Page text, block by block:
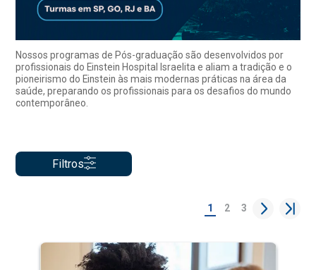
Nossos programas de Pós-graduação são desenvolvidos por
profissionais do Einstein Hospital Israelita e aliam a tradição e o
pioneirismo do Einstein às mais modernas práticas na área da
saúde, preparando os profissionais para os desafios do mundo
contemporâneo.
Filtros
1 2 3